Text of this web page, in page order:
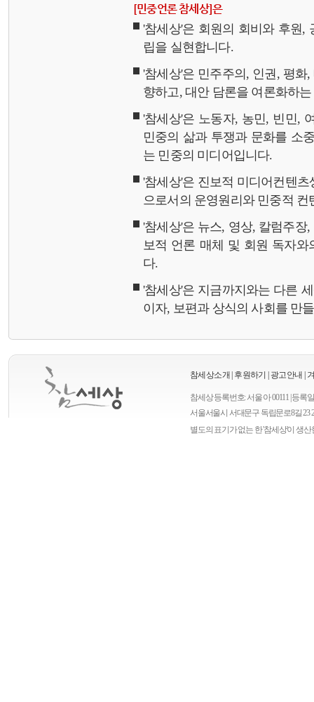
[민중언론 참세상]은
'참세상'은 회원의 회비와 후원,
립을 실현합니다.
'참세상'은 민주주의, 인권, 평
향하고, 대안 담론을 여론화하
'참세상'은 노동자, 농민, 빈민,
민중의 삶과 투쟁과 문화를 소
는 민중의 미디어입니다.
'참세상'은 진보적 미디어컨텐
으로서의 운영원리와 민중적
'참세상'은 뉴스, 영상, 칼럼주
보적 언론 매체 및 회원 독자와
다.
'참세상'은 지금까지와는 다른
이자, 보편과 상식의 사회를 만
참세상소개 후원하기 광고안내
참세상 등록번호: 서울 아 00111 | 등록
서울서울시 서대문구 독립문로8길 23
별도의 표기가 없는 한 '참세상'이 생